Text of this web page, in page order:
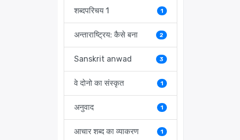
शब्दपरिचय 1 1
अन्ताराष्ट्रिय: कैसे बना 2
Sanskrit anwad 3
वे दोनो का संस्कृत 1
अनुवाद 1
आचार शब्द का व्याकरण 1